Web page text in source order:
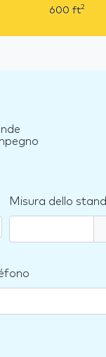
600 ft2
Misura dello stand